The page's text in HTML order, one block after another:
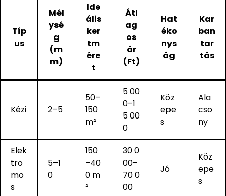
Típ
us
Mél
ysé
g
(m
m)
Ide
ális
ker
tm
ére
t
Átl
ag
os
ár
(Ft)
Hat
éko
nys
ág
Kar
ban
tar
tás
Kézi 2–5
50–
150
m²
5 00
0–1
5 00
0
Köz
epe
s
Ala
cso
ny
Elek
tro
mo
s
5–1
0
150
–40
0 m
²
30 0
00–
70 0
00
Jó
Köz
epe
s